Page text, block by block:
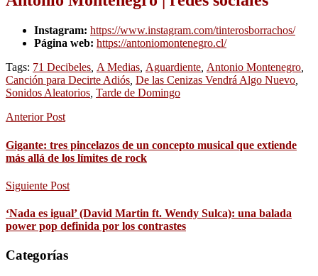
Instagram: https://www.instagram.com/tinterosborrachos/
Página web: https://antoniomontenegro.cl/
Tags: 71 Decibeles A Medias Aguardiente Antonio Montenegro
Canción para Decirte Adiós De las Cenizas Vendrá Algo Nuevo
Sonidos Aleatorios Tarde de Domingo
Anterior Post
Gigante: tres pincelazos de un concepto musical que extiende
más allá de los límites de rock
Siguiente Post
‘Nada es igual’ (David Martin ft. Wendy Sulca): una balada
power pop definida por los contrastes
Categorías